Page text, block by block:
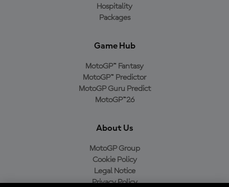
Hospitality
Packages
Game Hub
MotoGP™ Fantasy
MotoGP™ Predictor
MotoGP Guru Predict
MotoGP™26
About Us
MotoGP Group
Cookie Policy
Legal Notice
Privacy Policy